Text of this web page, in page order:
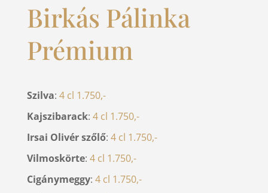
Birkás Pálinka
Prémium
Szilva: 4 cl 1.750,-
Kajszibarack: 4 cl 1.750,-
Irsai Olivér szőlő: 4 cl 1.750,-
Vilmoskörte: 4 cl 1.750,-
Cigánymeggy: 4 cl 1.750,-